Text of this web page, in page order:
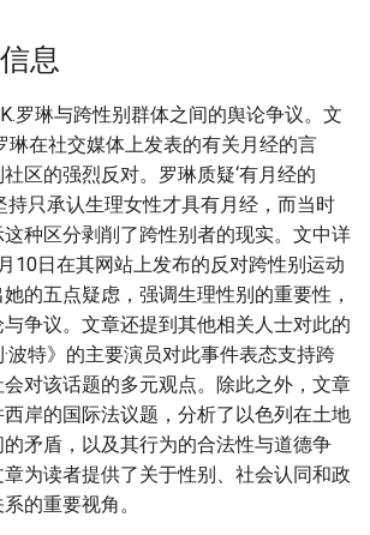
息
罗琳与跨性别群体之间的舆论争议。文
琳在社交媒体上发表的有关月经的言
区的强烈反对。罗琳质疑‘有月经的
持只承认生理女性才具有月经，而当时
种区分剥削了跨性别者的现实。文中详
10日在其网站上发布的反对跨性别运动
的五点疑虑，强调生理性别的重要性，
争议。文章还提到其他相关人士对此的
波特》的主要演员对此事件表态支持跨
对该话题的多元观点。除此之外，文章
岸的国际法议题，分析了以色列在土地
矛盾，以及其行为的合法性与道德争
为读者提供了关于性别、社会认同和政
的重要视角。